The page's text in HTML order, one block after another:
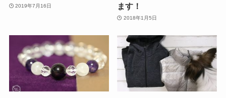
2019年7月16日
ます！
2018年1月5日